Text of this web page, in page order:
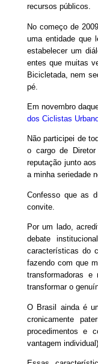
recursos públicos.
No começo de
uma entidade que
estabelecer um
entes que muitas
Bicicletada, nem
pé.
Em novembro
dos Ciclistas
Não participei de
o cargo de
reputação junto
a minha seriedade
Confesso que as
convite.
Por um lado,
debate
características do
fazendo com que
transformadoras
transformar o
O Brasil ainda é
cronicamente
procedimentos e
vantagem